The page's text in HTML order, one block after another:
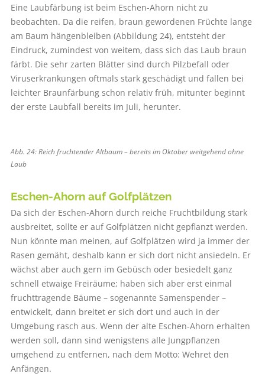
Eine Laubfärbung ist beim Eschen-Ahorn nicht zu
beobachten. Da die reifen, braun gewordenen Früchte lange
am Baum hängenbleiben (Abbildung 24), entsteht der
Eindruck, zumindest von weitem, dass sich das Laub braun
färbt. Die sehr zarten Blätter sind durch Pilzbefall oder
Viruserkrankungen oftmals stark geschädigt und fallen bei
leichter Braunfärbung schon relativ früh, mitunter beginnt
der erste Laubfall bereits im Juli, herunter.
Abb. 24: Reich fruchtender Altbaum – bereits im Oktober weitgehend ohne
Laub
Eschen-Ahorn auf Golfplätzen
Da sich der Eschen-Ahorn durch reiche Fruchtbildung stark
ausbreitet, sollte er auf Golfplätzen nicht gepflanzt werden.
Nun könnte man meinen, auf Golfplätzen wird ja immer der
Rasen gemäht, deshalb kann er sich dort nicht ansiedeln. Er
wächst aber auch gern im Gebüsch oder besiedelt ganz
schnell etwaige Freiräume; haben sich aber erst einmal
fruchttragende Bäume – sogenannte Samenspender –
entwickelt, dann breitet er sich dort und auch in der
Umgebung rasch aus. Wenn der alte Eschen-Ahorn erhalten
werden soll, dann sind wenigstens alle Jungpflanzen
umgehend zu entfernen, nach dem Motto: Wehret den
Anfängen.